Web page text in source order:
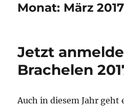
Monat: März 2017
Jetzt
Brachelen
Auch in diesem Jahr geht